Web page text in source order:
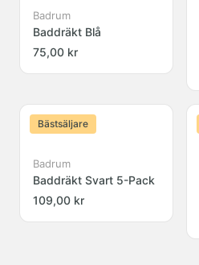
Badrum
Baddräkt Blå
75,00 kr
Bästsäljare
Badrum
Baddräkt Svart 5-Pack
109,00 kr